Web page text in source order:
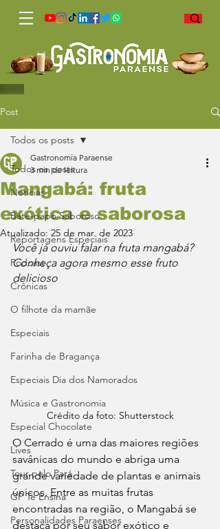
Post
Todos os posts
Notícias
Bate-papo Saboroso
Reportagens Especiais
Podcast
Crônicas
O filhote da mamãe
Especiais
Farinha de Bragança
Especiais Dia dos Namorados
Música e Gastronomia
Especial Chocolate
Lives
Tour pelo Pará
GP Te Ensina
Personalidades Paraenses
Todos os posts
Mangabá: fruta
exótica e saborosa
Gastronomia Paraense
3 min de leitura
Atualizado: 25 de mar. de 2023
Você já ouviu falar na fruta mangabá?
Conheça agora mesmo esse fruto
delicioso
Crédito da foto: Shutterstock
O Cerrado é uma das maiores regiões
savânicas do mundo e abriga uma
grande variedade de plantas e animais
únicos. Entre as muitas frutas
encontradas na região, o Mangabá se
destaca por seu sabor exótico e